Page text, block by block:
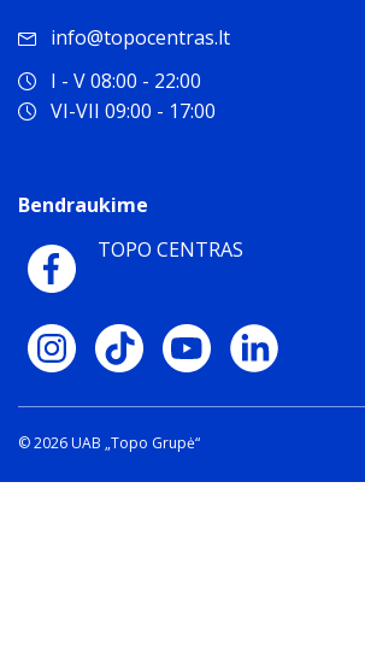
info@topocentras.lt
I - V 08:00 - 22:00
VI-VII 09:00 - 17:00
Bendraukime
TOPO CENTRAS
© 2026 UAB „Topo Grupė“